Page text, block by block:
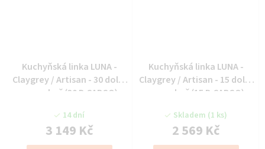
Kuchyňská linka LUNA -
Claygrey / Artisan - 30 dolní
cargo koš (30 D CARGO)
14 dní
3 149 Kč
Kuchyňská linka LUNA -
Claygrey / Artisan - 15 dolní
cargo koš (15 D CARGO)
Skladem (1 ks)
2 569 Kč